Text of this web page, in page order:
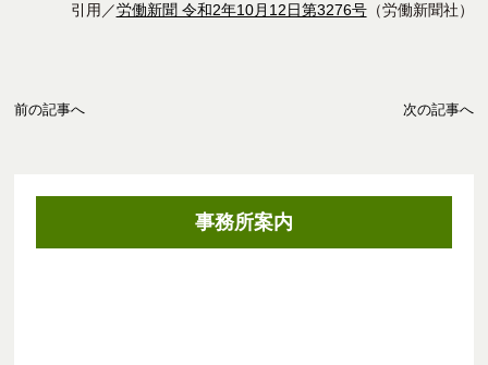
引用／労働新聞 令和2年10月12日第3276号（労働新聞社）
前の記事へ 次の記事へ
事務所案内